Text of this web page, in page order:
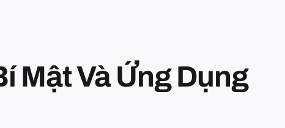
Mật Và Ứng Dụng